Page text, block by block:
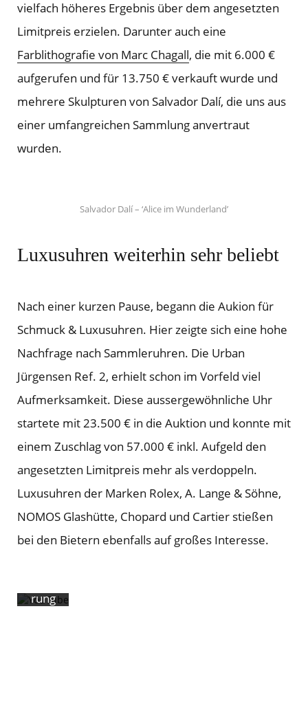
vielfach höheres Ergebnis über dem angesetzten
Limitpreis erzielen. Darunter auch eine
Farblithografie von Marc Chagall, die mit 6.000 €
aufgerufen und für 13.750 € verkauft wurde und
mehrere Skulpturen von Salvador Dalí, die uns aus
einer umfangreichen Sammlung anvertraut
wurden.
Salvador Dalí – ‘Alice im Wunderland’
Luxusuhren weiterhin sehr beliebt
Nach einer kurzen Pause, begann die Aukion für
Schmuck & Luxusuhren. Hier zeigte sich eine hohe
Nachfrage nach Sammleruhren. Die Urban
Jürgensen Ref. 2, erhielt schon im Vorfeld viel
Aufmerksamkeit. Diese aussergewöhnliche Uhr
startete mit 23.500 € in die Auktion und konnte mit
einem Zuschlag von 57.000 € inkl. Aufgeld den
angesetzten Limitpreis mehr als verdoppeln.
Luxusuhren der Marken Rolex, A. Lange & Söhne,
NOMOS Glashütte, Chopard und Cartier stießen
bei den Bietern ebenfalls auf großes Interesse.
M
Video
Sie
rung